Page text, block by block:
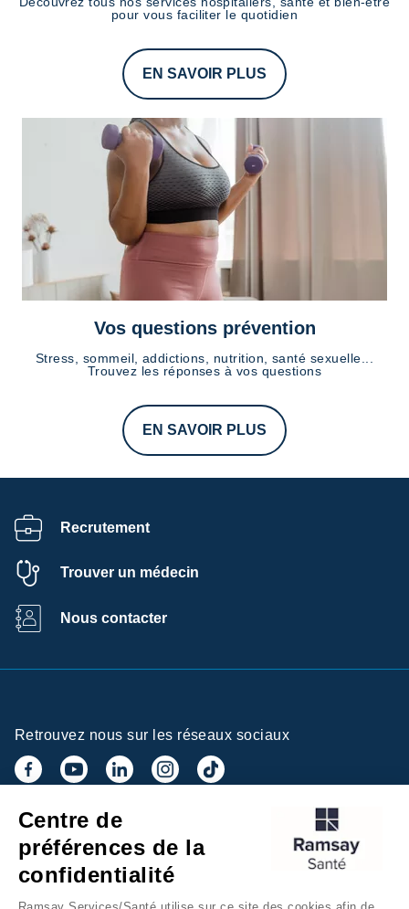
pour vous faciliter le quotidien
EN SAVOIR PLUS
Vos questions prévention
Stress, sommeil, addictions, nutrition, santé sexuelle...
Trouvez les réponses à vos questions
EN SAVOIR PLUS
Recrutement
Trouver un médecin
Nous contacter
Retrouvez nous sur les réseaux sociaux
Inscrivez-vous à la newsletter
Centre de
préférences de la
confidentialité
Ramsay Services/Santé utilise sur ce site des cookies afin de